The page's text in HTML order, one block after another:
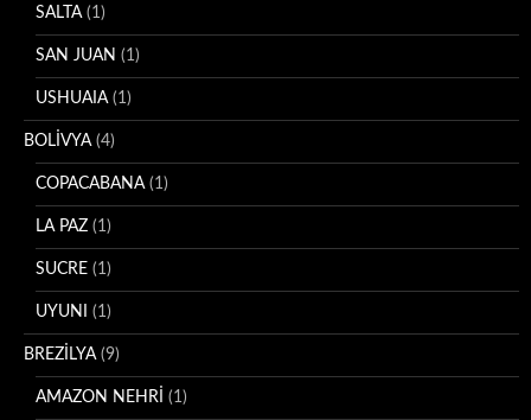
SALTA(1)
SAN JUAN (1)
USHUAIA(1)
BOLİVYA(4)
COPACABANA(1)
LA PAZ (1)
SUCRE (1)
UYUNI (1)
BREZİLYA(9)
AMAZON NEHRİ (1)